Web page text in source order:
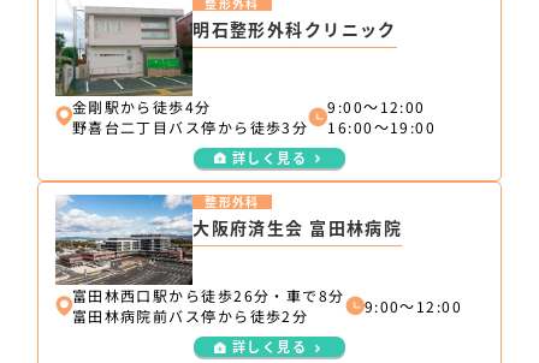
明石整形外科クリニック
金剛駅から徒歩4分
野喜台二丁目バス停から徒歩3分
9:00～12:00
16:00～19:00
詳しく見る
大阪府済生会 富田林病院
整形外科
富田林西口駅から徒歩26分・車で8分
富田林病院前バス停から徒歩2分
9:00～12:00
詳しく見る